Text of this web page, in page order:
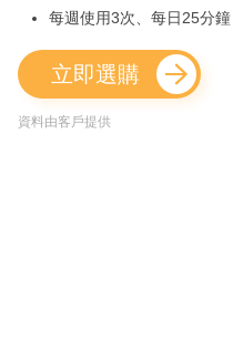
每週使用3次、每日25分
立即選購
資料由客戶提供